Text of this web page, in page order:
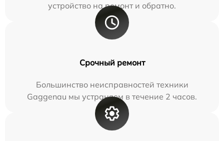
устройство на ремонт и обратно.
Срочный ремонт
Большинство неисправностей техники
Gaggenau мы устраняем в течение 2 часов.